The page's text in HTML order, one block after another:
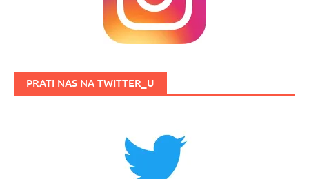
PRATI NAS NA TWITTER_U